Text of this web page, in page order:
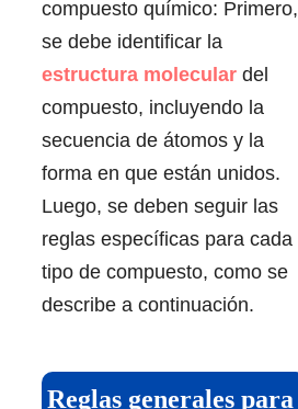
compuesto químico: Primero,
se debe identificar la
estructura molecular del
compuesto, incluyendo la
secuencia de átomos y la
forma en que están unidos.
Luego, se deben seguir las
reglas específicas para cada
tipo de compuesto, como se
describe a continuación.
Reglas generales para